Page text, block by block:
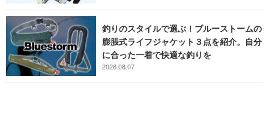
釣りのスタイルで選ぶ！ブルーストームの
膨脹式ライフジャケット３点を紹介。自分
に合った一着で快適な釣りを
2026.08.07